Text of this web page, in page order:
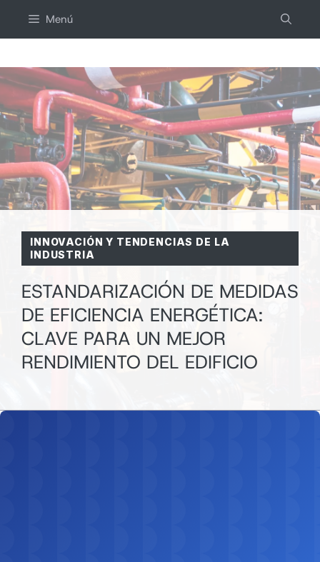
Menú
INNOVACIÓN Y TENDENCIAS DE LA
INDUSTRIA
ESTANDARIZACIÓN DE MEDIDAS
DE EFICIENCIA ENERGÉTICA:
CLAVE PARA UN MEJOR
RENDIMIENTO DEL EDIFICIO